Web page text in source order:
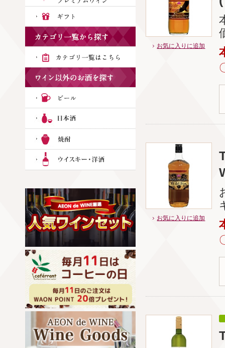
お気に入りに追加
お気に入りに追加